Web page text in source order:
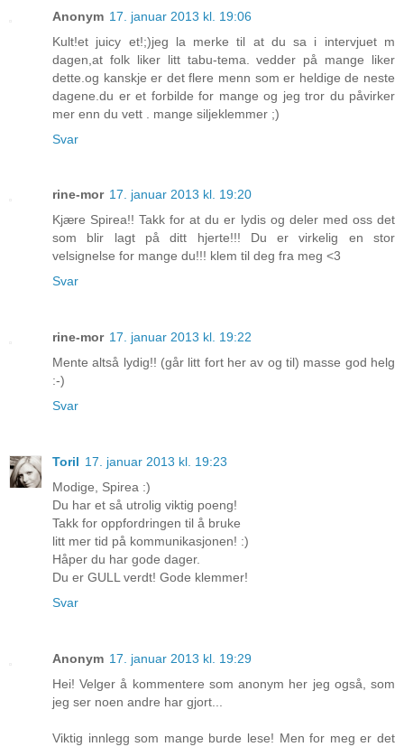
Anonym 17. januar 2013 kl. 19:06
Kult!et juicy et!;)jeg la merke til at du sa i intervjuet m
dagen,at folk liker litt tabu-tema. vedder på mange liker
dette.og kanskje er det flere menn som er heldige de neste
dagene.du er et forbilde for mange og jeg tror du påvirker
mer enn du vett . mange siljeklemmer ;)
Svar
rine-mor 17. januar 2013 kl. 19:20
Kjære Spirea!! Takk for at du er lydis og deler med oss det
som blir lagt på ditt hjerte!!! Du er virkelig en stor
velsignelse for mange du!!! klem til deg fra meg <3
Svar
rine-mor 17. januar 2013 kl. 19:22
Mente altså lydig!! (går litt fort her av og til) masse god helg
:-)
Svar
Toril 17. januar 2013 kl. 19:23
Modige, Spirea :)
Du har et så utrolig viktig poeng!
Takk for oppfordringen til å bruke
litt mer tid på kommunikasjonen! :)
Håper du har gode dager.
Du er GULL verdt! Gode klemmer!
Svar
Anonym 17. januar 2013 kl. 19:29
Hei! Velger å kommentere som anonym her jeg også, som
jeg ser noen andre har gjort...
Viktig innlegg som mange burde lese! Men for meg er det